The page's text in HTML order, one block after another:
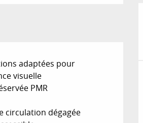
adaptées pour
visuelle
PMR
circulation dégagée